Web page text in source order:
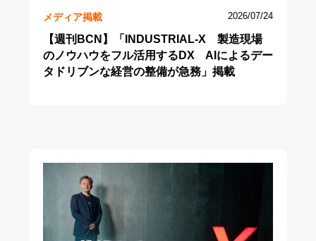
メディア掲載 2026/07/24
【週刊BCN】「INDUSTRIAL-X 製造現場
のノウハウをフル活用するDX AIによるデー
タドリブンな経営の整備が急務」掲載